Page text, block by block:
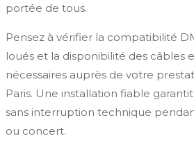
portée de tous.
Pensez à vérifier la compatibilité
loués et la disponibilité des câbles
nécessaires auprès de votre
Paris. Une installation fiable
sans interruption technique
ou concert.